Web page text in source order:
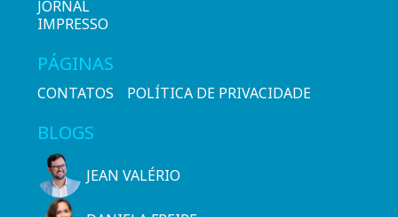
JORNAL
IMPRESSO
PÁGINAS
CONTATOS POLÍTICA DE PRIVACIDADE
BLOGS
JEAN VALÉRIO